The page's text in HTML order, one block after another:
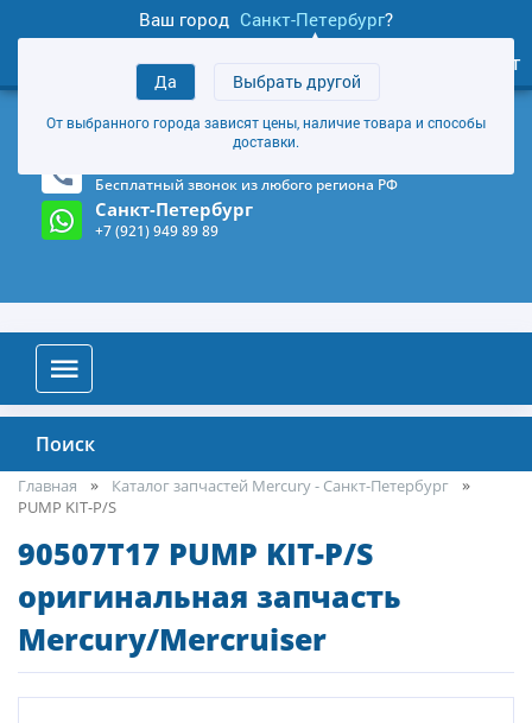
Ваш город Санкт-Петербург?
Да Выбрать другой
От выбранного города зависят цены, наличие товара и способы
доставки.
товаров
Личный кабинет
+7 (921) 949 89 89
Магазин и склад в Санкт-Петербурге (Карта)
Бесплатный звонок из любого региона РФ
Санкт-Петербург
+7 (921) 949 89 89
Поиск
Главная
Каталог запчастей Mercury - Санкт-Петербург
PUMP KIT-P/S
90507T17 PUMP KIT-P/S
оригинальная запчасть
Mercury/Mercruiser